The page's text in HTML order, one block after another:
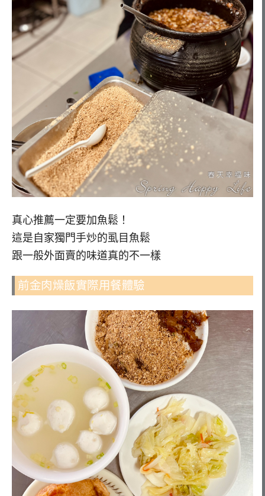
真心推薦一定要加魚鬆！
這是自家獨門手炒的虱目魚鬆
跟一般外面賣的味道真的不一樣
前金肉燥飯實際用餐體驗